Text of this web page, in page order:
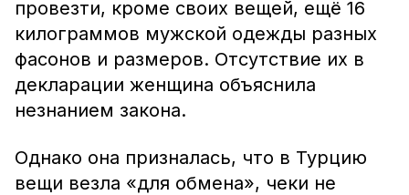
провезти, кроме своих вещей, ещё 16
килограммов мужской одежды разных
фасонов и размеров. Отсутствие их в
декларации женщина объяснила
незнанием закона.
Однако она призналась, что в Турцию
вещи везла «для обмена», чеки не